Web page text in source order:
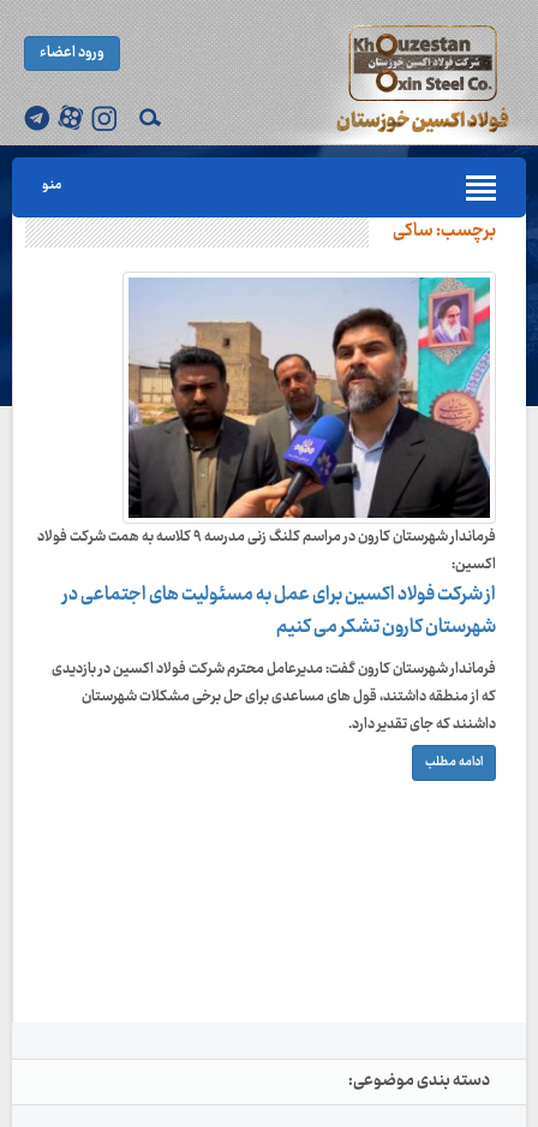
ورود اعضاء
منو
برچسب:ساکی
فرماندار شهرستان کارون در مراسم کلنگ زنی مدرسه ۹ کلاسه به همت شرکت فولاد
اکسین:
از شرکت فولاد اکسین برای عمل به مسئولیت های اجتماعی در
شهرستان کارون تشکر می کنیم
فرماندار شهرستان کارون گفت: مدیرعامل محترم شرکت فولاد اکسین در بازدیدی
که از منطقه داشتند، قول های مساعدی برای حل برخی مشکلات شهرستان
داشنند که جای تقدیر دارد.
ادامه مطلب
دسته بندی موضوعی: